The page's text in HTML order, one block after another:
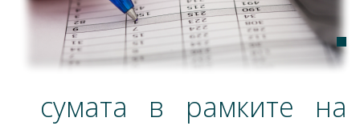
сумата в рамките